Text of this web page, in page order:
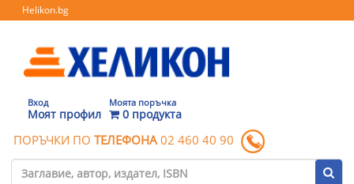
Helikon.bg
Вход
Моят профил
Моята поръчка
0 продукта
ПОРЪЧКИ ПО ТЕЛЕФОНА 02 460 40 90